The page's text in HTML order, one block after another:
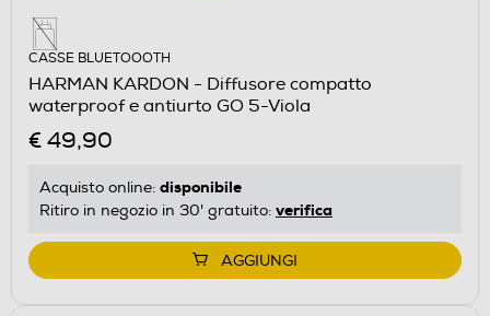
CASSE BLUETOOOTH
HARMAN KARDON - Diffusore compatto
waterproof e antiurto GO 5-Viola
€ 49,90
Acquisto online: disponibile
Ritiro in negozio in 30' gratuito: verifica
AGGIUNGI